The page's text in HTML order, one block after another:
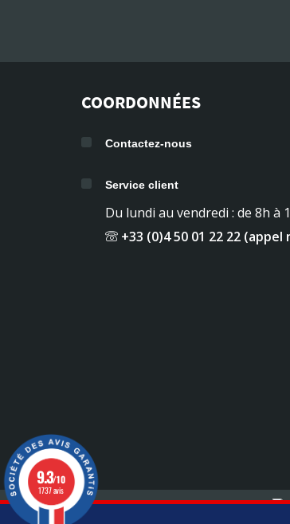
COORDONNÉES
Contactez-nous
Service client
Du lundi au vendredi : de 8h à
+33 (0)4 50 01 22 22
9.3/10
1737 avis